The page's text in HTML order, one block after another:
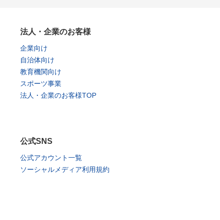
法人・企業のお客様
企業向け
自治体向け
教育機関向け
スポーツ事業
法人・企業のお客様TOP
公式SNS
公式アカウント一覧
ソーシャルメディア利用規約